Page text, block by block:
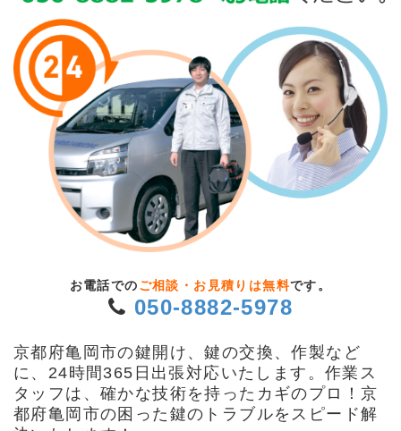
お電話での ご相談・お見積りは無料です。
050-8882-5978
京都府亀岡市の鍵開け、鍵の交換、作製など
に、24時間365日出張対応いたします。作業ス
タッフは、確かな技術を持ったカギのプロ！京
都府亀岡市の困った鍵のトラブルをスピード解